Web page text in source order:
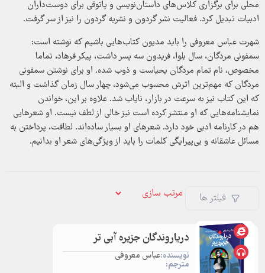
محلی برای برگزاری کلاس‌های داستان‌نویسی و پاتوقی برای دوست‌داران
ادبیات تبدیل کرد. فعالیت نشر گردون و نشریه گردون را نیز از سر گرفت.
شهرت عباس معروفی را باید مدیون کتاب‌هایی باشیم که نوشته است:
سمفونی مردگان، سال بلوا، فریدون سه پسر داشت، پیکر فرهاد، تماما
مخصوص، نام تمام مردگان یحیاست و ذوب شده. او برای نوشتن سمفونی
مردگان که مهم‌ترین اثرش محسوب می‌شود، چهار سال زمان گذاشت و البته
که این کتاب نیز به سرعت در بازار، نایاب شد. علاوه بر این، خواندن
نمایشنامه‌هایی که او منتشر کرده است نیز خالی از لطف نیست. او شعرهایی
هم در کارنامه ادبی خود دارد. شعرهای او بسیار ساده‌اند. لطافت، پرداختن به
مسائل عاشقانه و بی‌پیرایگی کلمات را باید از ویژگی‌های شعر او بدانیم.
فیلتر ها
دریاروندگان جزیره آبی ‌تر
نویسنده:عباس معروفی
مترجم: